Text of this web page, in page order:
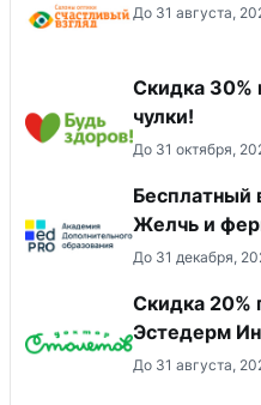
До 31 августа,
Скидка 30%
чулки!
До 31 октября,
Бесплатный
Желчь и
До 31 декабря,
Скидка 20%
Эстедерм
До 31 августа,